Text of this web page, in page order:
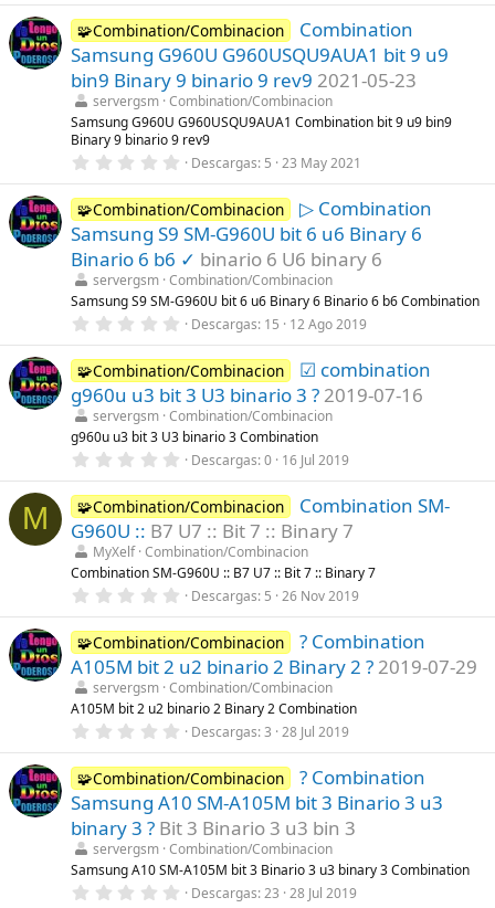
0
0
e
s
t
r
e
l
l
a
s
)
🧩Combination/Combinacion
Combination
Samsung G960U G960USQU9AUA1 bit 9 u9
bin9 Binary 9 binario 9 rev9 2021-05-23
servergsm Combination/Combinacion
Samsung G960U G960USQU9AUA1 Combination bit 9 u9 bin9
Binary 9 binario 9 rev9
0
0
0
e
s
r
e
l
a
(
s
)
Descargas 5 23 May 2021
🧩Combination/Combinacion
▷ Combination
Samsung S9 SM-G960U bit 6 u6 Binary 6
Binario 6 b6 ✓ binario 6 U6 binary 6
servergsm Combination/Combinacion
Samsung S9 SM-G960U bit 6 u6 Binary 6 Binario 6 b6 Combination
0
0
0
e
s
t
r
e
l
a
(
s
)
Descargas 15 12 Ago 2019
🧩Combination/Combinacion
☑ combination
g960u u3 bit 3 U3 binario 3 ? 2019-07-16
servergsm Combination/Combinacion
g960u u3 bit 3 U3 binario 3 Combination
0
0
0
e
s
t
r
e
l
a
(
s
)
Descargas 0 16 Jul 2019
M 🧩Combination/Combinacion
Combination SM-
G960U :: B7 U7 :: Bit 7 :: Binary 7
MyXelf Combination/Combinacion
Combination SM-G960U :: B7 U7 :: Bit 7 :: Binary 7
0
0
0
e
s
t
r
e
l
a
(
s
)
Descargas 5 26 Nov 2019
🧩Combination/Combinacion
? Combination
A105M bit 2 u2 binario 2 Binary 2 ? 2019-07-29
servergsm Combination/Combinacion
A105M bit 2 u2 binario 2 Binary 2 Combination
0
0
0
e
s
t
r
e
l
a
Descargas 3 28 Jul 2019
🧩Combination/Combinacion
? Combination
Samsung A10 SM-A105M bit 3 Binario 3 u3
binary 3 ? Bit 3 Binario 3 u3 bin 3
servergsm Combination/Combinacion
Samsung A10 SM-A105M bit 3 Binario 3 u3 binary 3 Combination
0 Descargas 23 28 Jul 2019